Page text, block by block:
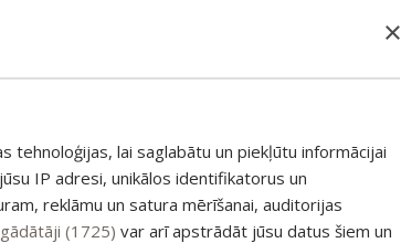
×
tehnoloģijas, lai saglabātu un piekļūtu informācijai
IP adresi, unikālos identifikatorus un
reklāmu un satura mērīšanai, auditorijas
(1725) var arī apstrādāt jūsu datus šiem un